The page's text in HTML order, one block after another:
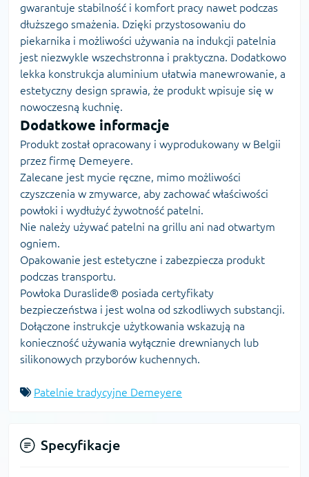
gwarantuje stabilność i komfort pracy nawet podczas
dłuższego smażenia. Dzięki przystosowaniu do
piekarnika i możliwości używania na indukcji patelnia
jest niezwykle wszechstronna i praktyczna. Dodatkowo
lekka konstrukcja aluminium ułatwia manewrowanie, a
estetyczny design sprawia, że produkt wpisuje się w
nowoczesną kuchnię.
Dodatkowe informacje
Produkt został opracowany i wyprodukowany w Belgii
przez firmę Demeyere.
Zalecane jest mycie ręczne, mimo możliwości
czyszczenia w zmywarce, aby zachować właściwości
powłoki i wydłużyć żywotność patelni.
Nie należy używać patelni na grillu ani nad otwartym
ogniem.
Opakowanie jest estetyczne i zabezpiecza produkt
podczas transportu.
Powłoka Duraslide® posiada certyfikaty
bezpieczeństwa i jest wolna od szkodliwych substancji.
Dołączone instrukcje użytkowania wskazują na
konieczność używania wyłącznie drewnianych lub
silikonowych przyborów kuchennych.
Patelnie tradycyjne Demeyere
Specyfikacje